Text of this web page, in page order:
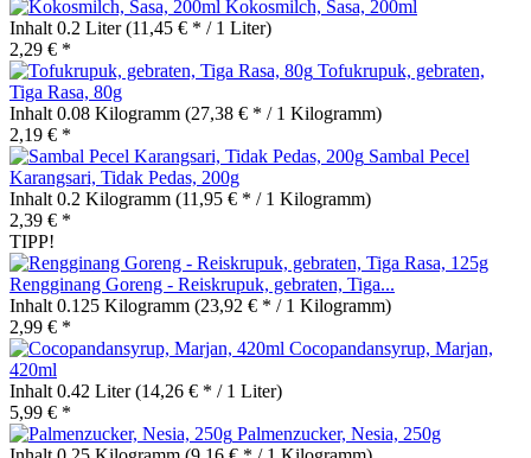
Kokosmilch, Sasa, 200ml
Inhalt 0.2 Liter(11,45 € * / 1 Liter)
2,29 € *
Tofukrupuk, gebraten,
Tiga Rasa, 80g
Inhalt 0.08 Kilogramm (27,38 € * / 1 Kilogramm)
2,19 € *
Sambal Pecel
Karangsari, Tidak Pedas, 200g
Inhalt 0.2 Kilogramm (11,95 € * / 1 Kilogramm)
2,39 € *
TIPP!
Rengginang Goreng - Reiskrupuk, gebraten, Tiga...
Inhalt 0.125 Kilogramm (23,92 € * / 1 Kilogramm)
2,99 € *
Cocopandansyrup, Marjan,
420ml
Inhalt 0.42 Liter(14,26 € * / 1 Liter)
5,99 € *
Palmenzucker, Nesia, 250g